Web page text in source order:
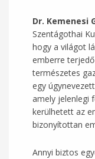
Dr. Kemenesi
Szentágothai
hogy a világot
emberre
természetes
egy
amely jelenlegi
kerülhetett az
bizonyítottan
Annyi biztos